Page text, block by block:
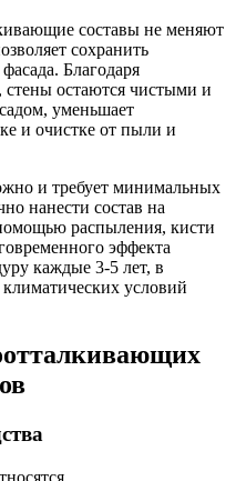
составы не меняют
сохранить
Благодаря
остаются чистыми и
уменьшает
и очистке от пыли и
и требует минимальных
нанести состав на
распыления, кисти
эффекта
каждые 3-5 лет, в
условий